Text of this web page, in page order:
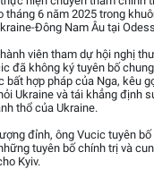
tháng 6 năm 2025 trong
Đông Nam Âu tại
viên tham dự hội nghị
đã không ký tuyên bố
bất hợp pháp của Nga, kêu
Ukraine và tái khẳng định
thổ của Ukraine.
đỉnh, ông Vucic tuyên
tuyên bố chính trị và
Kyiv.